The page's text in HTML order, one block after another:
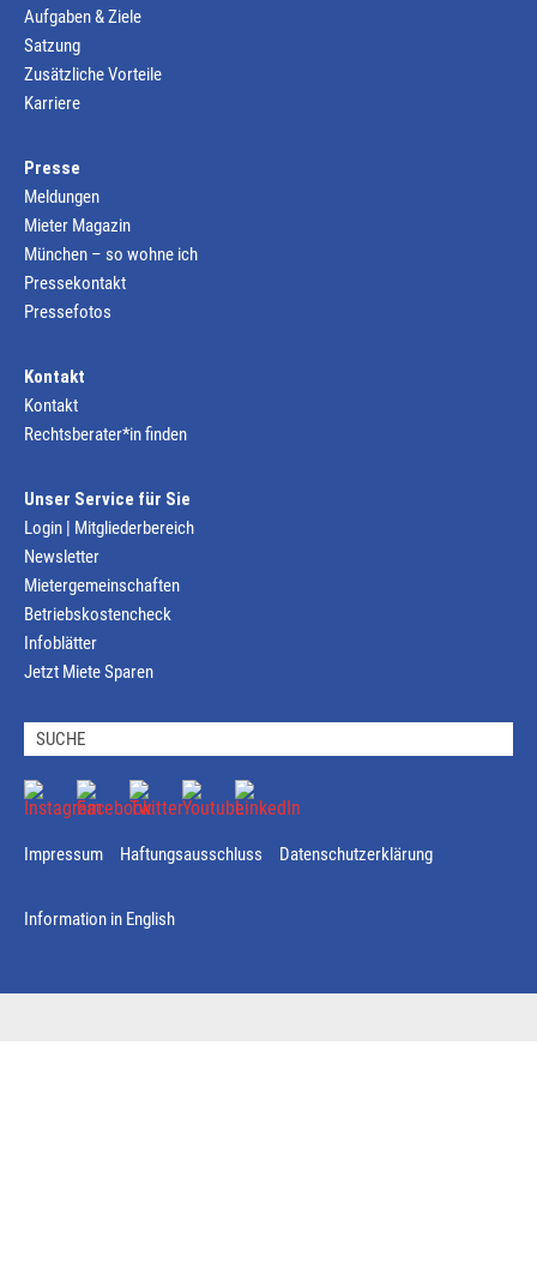
Aufgaben & Ziele
Satzung
Zusätzliche Vorteile
Karriere
Presse
Meldungen
Mieter Magazin
München – so wohne ich
Pressekontakt
Pressefotos
Kontakt
Kontakt
Rechtsberater*in finden
Unser Service für Sie
Login | Mitgliederbereich
Newsletter
Mietergemeinschaften
Betriebskostencheck
Infoblätter
Jetzt Miete Sparen
Impressum Haftungsausschluss Datenschutzerklärung
Information in English